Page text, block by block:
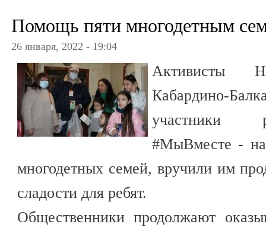
Помощь пяти многодетным
26 января, 2022 - 19:04
Активисты
Кабардино-
участники
#МыВместе -
многодетных семей, вручили им
сладости для ребят.
Общественники продолжают